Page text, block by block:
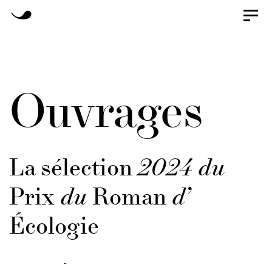
Skip
to
content
Ouvrages
La sélection2024 du
PrixduRomand’
Écologie